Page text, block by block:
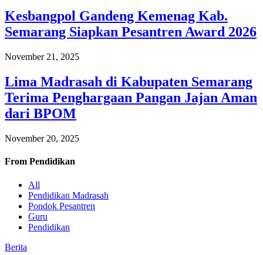
Kesbangpol Gandeng Kemenag Kab.
Semarang Siapkan Pesantren Award 2026
November 21, 2025
Lima Madrasah di Kabupaten Semarang
Terima Penghargaan Pangan Jajan Aman
dari BPOM
November 20, 2025
From Pendidikan
All
Pendidikan Madrasah
Pondok Pesantren
Guru
Pendidikan
Berita